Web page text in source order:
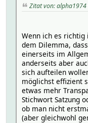
Zitat von:
Wenn ich es
dem Dilemma,
einerseits im
anderseits aber
sich aufteilen
möglichst effizient
etwas mehr
Stichwort Satzung
ob man nicht
(aber gleichwohl